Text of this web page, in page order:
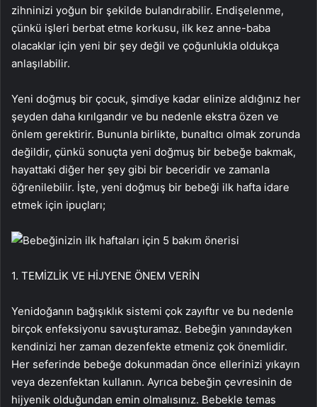
zihninizi yoğun bir şekilde bulandırabilir. Endişelenme,
çünkü işleri berbat etme korkusu, ilk kez anne-baba
olacaklar için yeni bir şey değil ve çoğunlukla oldukça
anlaşılabilir.
Yeni doğmuş bir çocuk, şimdiye kadar elinize aldığınız her
şeyden daha kırılgandır ve bu nedenle ekstra özen ve
önlem gerektirir. Bununla birlikte, bunaltıcı olmak zorunda
değildir, çünkü sonuçta yeni doğmuş bir bebeğe bakmak,
hayattaki diğer her şey gibi bir beceridir ve zamanla
öğrenilebilir. İşte, yeni doğmuş bir bebeği ilk hafta idare
etmek için ipuçları;
1. TEMİZLİK VE HİJYENE ÖNEM VERİN
Yenidoğanın bağışıklık sistemi çok zayıftır ve bu nedenle
birçok enfeksiyonu savuşturamaz. Bebeğin yanındayken
kendinizi her zaman dezenfekte etmeniz çok önemlidir.
Her seferinde bebeğe dokunmadan önce ellerinizi yıkayın
veya dezenfektan kullanın. Ayrıca bebeğin çevresinin de
hijyenik olduğundan emin olmalısınız. Bebekle temas